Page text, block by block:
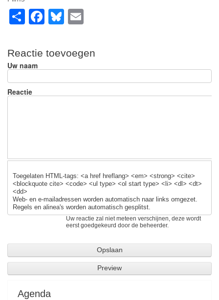
S
ar
e
F
c
e
b
o
Bl
e
sk
y
ail
Reactie toevoegen
Uw naam
Reactie
Toegelaten HTML-tags: <a href hreflang> <em> <strong> <cite>
<blockquote cite> <code> <ul type> <ol start type> <li> <dl> <dt>
<dd>
Web- en e-mailadressen worden automatisch naar links omgezet.
Regels en alinea's worden automatisch gesplitst.
Uw reactie zal niet meteen verschijnen, deze wordt
eerst goedgekeurd door de beheerder.
Agenda